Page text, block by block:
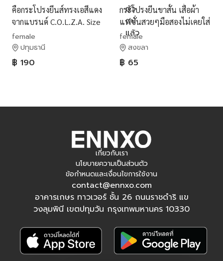
คือกระโปรงยีนส์ทรงเอสีแดง
จากแบรนด์ C.O.L.Z.A. Size
S เอว24
female
ปทุมธานี
฿ 190
กระโปรงยีนขาสั้น เสื้อผ้า
แฟชั่นสวยๆมือสองไม่เคยใส่
female
สงขลา
฿ 65
เกี่ยวกับเรา
นโยบายความเป็นส่วนตัว
ข้อกำหนดและเงื่อนไขการใช้งาน
contact@ennxo.com
อาคารเกษร ทาวเวอร์ ชั้น 26 ถนนราชดำริ แข
วงลุมพินี เขตปทุมวัน กรุงเทพมหานคร 10330